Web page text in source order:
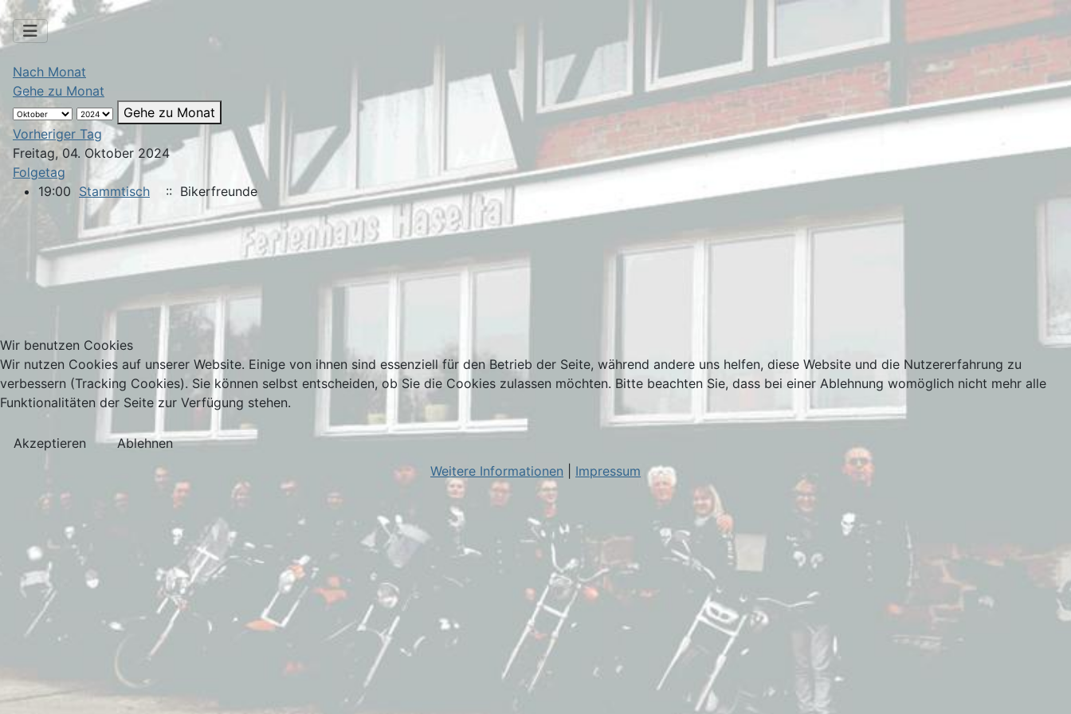
Nach Monat
Gehe zu Monat
Gehe zu Monat
Vorheriger Tag
Freitag, 04. Oktober 2024
Folgetag
19:00 Stammtisch :: Bikerfreunde
Wir benutzen Cookies
Wir nutzen Cookies auf unserer Website. Einige von ihnen sind essenziell für den Betrieb der Seite, während andere uns helfen, diese Website und die Nutzererfahrung zu
verbessern (Tracking Cookies). Sie können selbst entscheiden, ob Sie die Cookies zulassen möchten. Bitte beachten Sie, dass bei einer Ablehnung womöglich nicht mehr alle
Funktionalitäten der Seite zur Verfügung stehen.
Akzeptieren
Ablehnen
Weitere Informationen
Impressum